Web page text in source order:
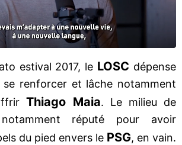
estival 2017, le LOSC dépense
se renforcer et lâche notamment
Thiago Maia. Le milieu de
réputé pour avoir
du pied envers le PSG, en vain.